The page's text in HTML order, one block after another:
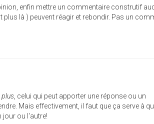
enfin mettre un commentaire construtif
là ) peuvent réagir et rebondir. Pas un
plus , celui qui peut apporter une réponse ou un
Mais effectivement, il faut que ça serve à
jour ou l'autre!